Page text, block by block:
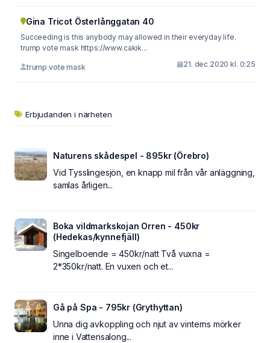
Gina Tricot Österlånggatan 40
Succeeding is this anybody may allowed in their everyday life.
trump vote mask https://www.cakik...
trump vote mask 21. dec 2020 kl. 0:25
Erbjudanden i närheten
Naturens skådespel - 895kr (Örebro)
Vid Tysslingesjön, en knapp mil från vår anläggning,
samlas årligen...
Boka vildmarkskojan Orren - 450kr
(Hedekas/kynnefjäll)
Singelboende = 450kr/natt Två vuxna =
2*350kr/natt. En vuxen och et...
Gå på Spa - 795kr (Grythyttan)
Unna dig avkoppling och njut av vinterns mörker
inne i Vattensalong...